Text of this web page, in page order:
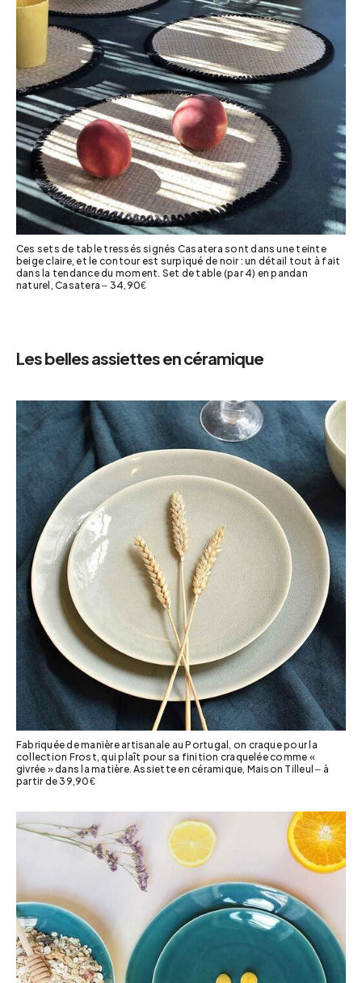
Ces sets de table tressés signés Casatera sont dans une teinte
beige claire, et le contour est surpiqué de noir : un détail tout à fait
dans la tendance du moment. Set de table (par 4) en pandan
naturel, Casatera – 34,90€
Les belles assiettes en céramique
Fabriquée de manière artisanale au Portugal, on craque pour la
collection Frost, qui plaît pour sa finition craquelée comme «
givrée » dans la matière. Assiette en céramique, Maison Tilleul – à
partir de 39,90€